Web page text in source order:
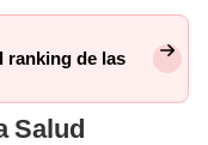
ranking de las
Salud